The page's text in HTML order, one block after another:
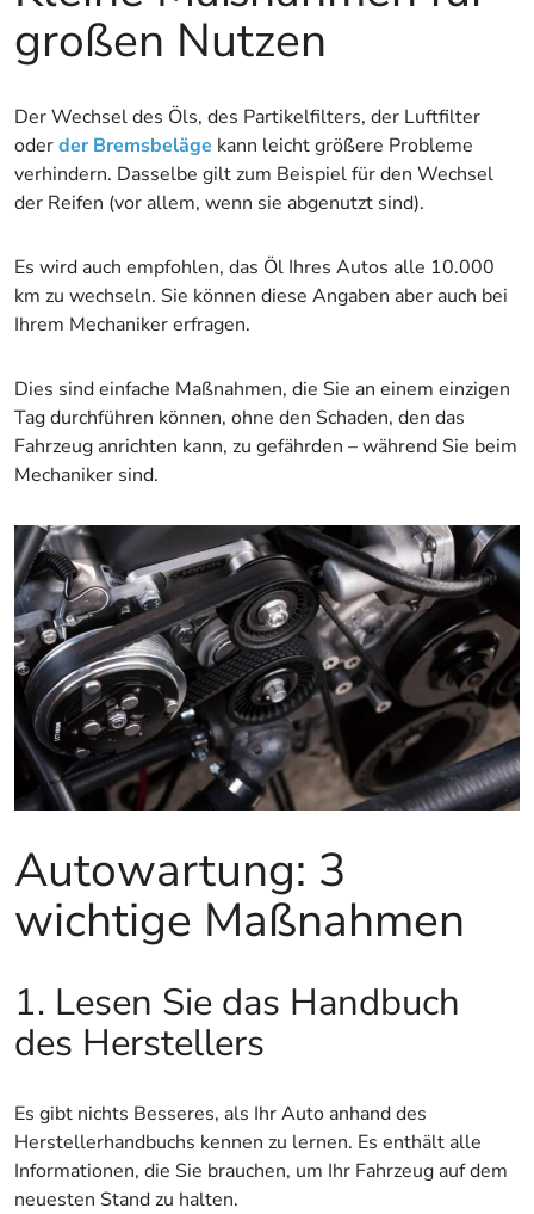
großen Nutzen
Der Wechsel des Öls, des Partikelfilters, der Luftfilter
oderder Bremsbeläge kann leicht größere Probleme
verhindern. Dasselbe gilt zum Beispiel für den Wechsel
der Reifen (vor allem, wenn sie abgenutzt sind).
Es wird auch empfohlen, das Öl Ihres Autos alle 10.000
km zu wechseln. Sie können diese Angaben aber auch bei
Ihrem Mechaniker erfragen.
Dies sind einfache Maßnahmen, die Sie an einem einzigen
Tag durchführen können, ohne den Schaden, den das
Fahrzeug anrichten kann, zu gefährden – während Sie beim
Mechaniker sind.
Autowartung: 3
wichtige Maßnahmen
1. Lesen Sie das Handbuch
des Herstellers
Es gibt nichts Besseres, als Ihr Auto anhand des
Herstellerhandbuchs kennen zu lernen. Es enthält alle
Informationen, die Sie brauchen, um Ihr Fahrzeug auf dem
neuesten Stand zu halten.